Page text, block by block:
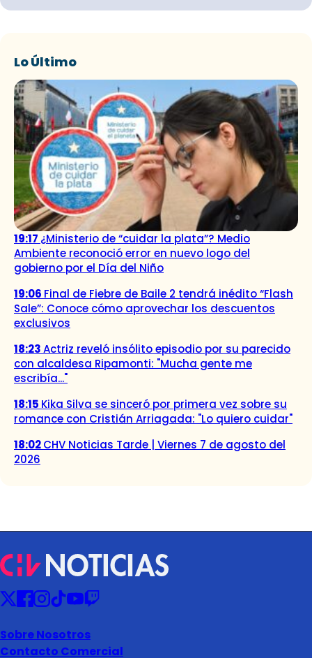
Lo Último
19:17 ¿Ministerio de “cuidar la plata”? Medio
Ambiente reconoció error en nuevo logo del
gobierno por el Día del Niño
19:06 Final de Fiebre de Baile 2 tendrá inédito “Flash
Sale”: Conoce cómo aprovechar los descuentos
exclusivos
18:23Actriz reveló insólito episodio por su parecido
con alcaldesa Ripamonti: "Mucha gente me
escribía..."
18:15 Kika Silva se sinceró por primera vez sobre su
romance con Cristián Arriagada: "Lo quiero cuidar"
18:02CHV Noticias Tarde | Viernes 7 de agosto del
2026
Sobre Nosotros
Contacto Comercial